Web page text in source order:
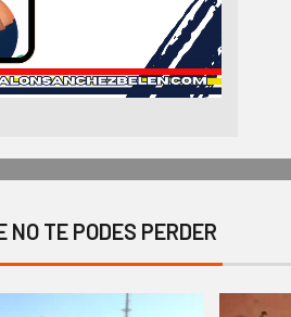
NO TE PODES PERDER